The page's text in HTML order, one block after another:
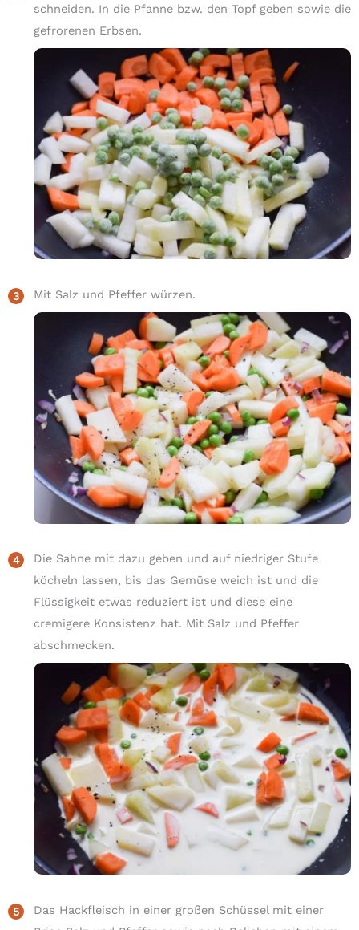
schneiden. In die Pfanne bzw. den Topf geben sowie die
gefrorenen Erbsen.
Mit Salz und Pfeffer würzen.
Die Sahne mit dazu geben und auf niedriger Stufe
köcheln lassen, bis das Gemüse weich ist und die
Flüssigkeit etwas reduziert ist und diese eine
cremigere Konsistenz hat. Mit Salz und Pfeffer
abschmecken.
Das Hackfleisch in einer großen Schüssel mit einer